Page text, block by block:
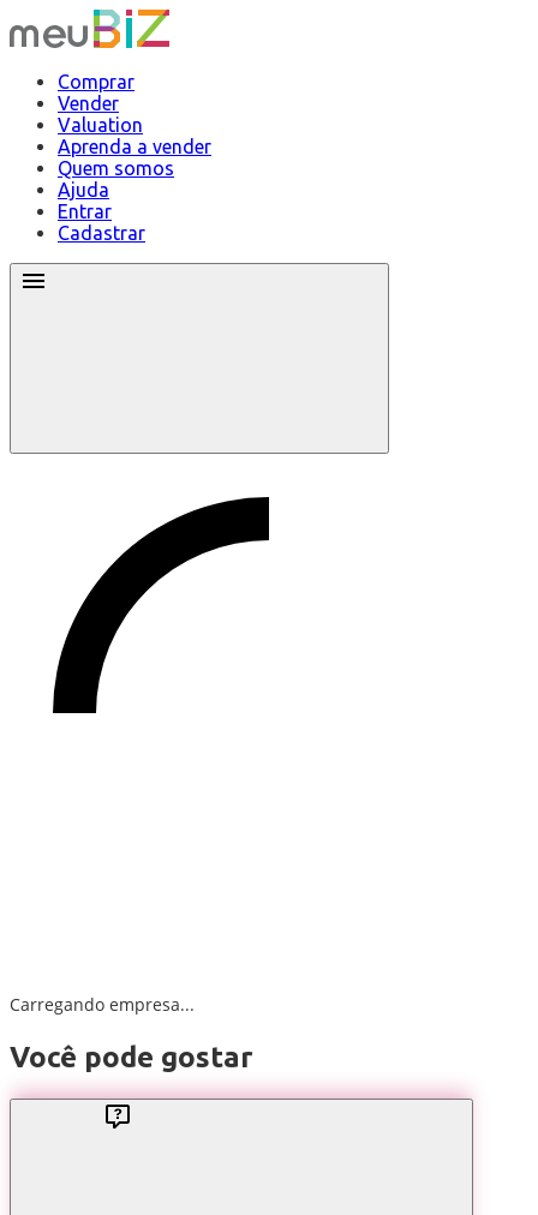
Comprar
Vender
Valuation
Aprenda a vender
Quem somos
Ajuda
Entrar
Cadastrar
Carregando empresa...
Você pode gostar